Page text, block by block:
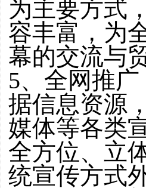
为主要方式
容丰富，为
幕的交流与
5、全网推
据信息资源
媒体等各类
全方位、立
统宣传方式